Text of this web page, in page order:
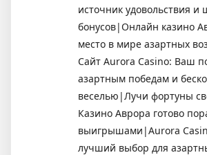
источник удовольствия и
бонусов|Онлайн казино
место в мире азартных
Сайт Aurora Casino: Ваш
азартным победам и
веселью|Лучи фортуны
Казино Аврора готово
выигрышами|Aurora
лучший выбор для